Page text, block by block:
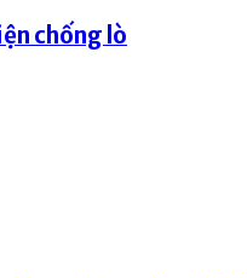
chống lò